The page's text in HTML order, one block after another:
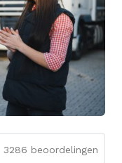
3286 beoordelingen